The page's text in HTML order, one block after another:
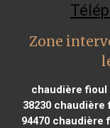
Zone
chaudière fioul
38230 chaudière
94470chaudière